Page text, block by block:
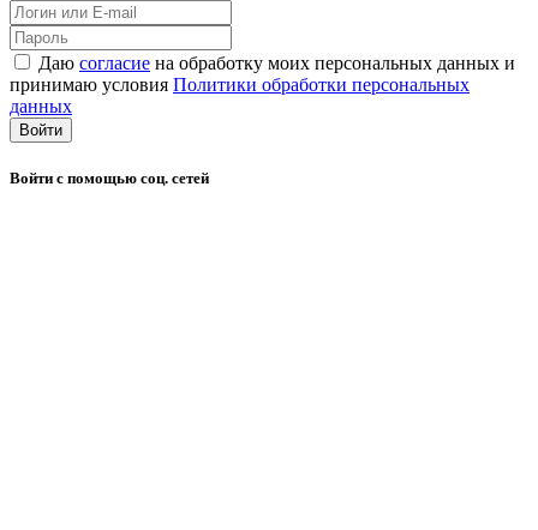
Даю согласие на обработку моих персональных данных и
принимаю условия Политики обработки персональных
данных
Войти
Войти с помощью соц. сетей